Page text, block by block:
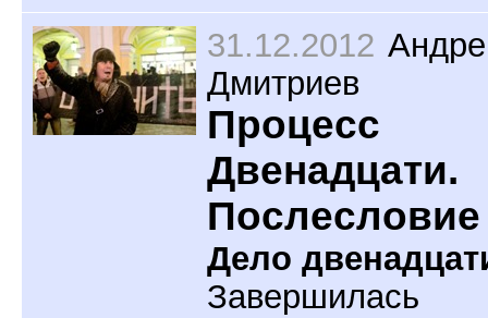
31.12.2012
Дмитриев
Процесс
Двенадцати.
Послесловие
Дело
Завершилась